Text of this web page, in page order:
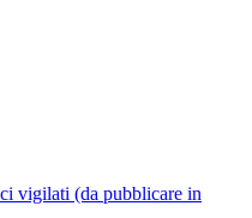
vigilati (da pubblicare in